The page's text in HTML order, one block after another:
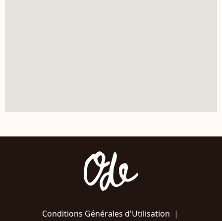
Conditions Générales d'Utilisation |